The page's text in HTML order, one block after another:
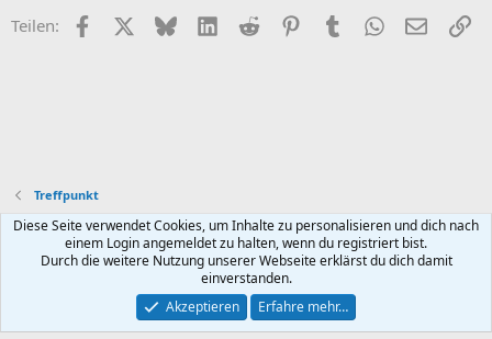
e
Teilen: FacebookX (Twitter)
BlueskyLinkedIn
Reddit PinterestTumblr WhatsApp
E-Mail
Treffpunkt
Default style
Deutsch (Du)
Datenschutz Hilfe und Impressum
Community platform by XenForo® © 2010-2026 XenForo Ltd.
Diese Seite verwendet Cookies, um Inhalte zu personalisieren und dich nach
einem Login angemeldet zu halten, wenn du registriert bist.
Durch die weitere Nutzung unserer Webseite erklärst du dich damit
einverstanden.
Akzeptieren
Erfahre mehr…